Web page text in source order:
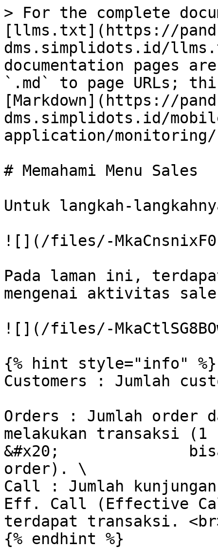
> For the complete
[llms.txt](https://
dms.simplidots.id/
documentation pages
`.md` to page URLs;
[Markdown](https://
dms.simplidots.id/
application/
# Memahami Menu Sales
Untuk langkah-
![](/files/-
Pada laman ini,
mengenai aktivitas
![](/files/-
{% hint style="info" %}
Customers : Jumlah
Orders : Jumlah order
melakukan transaksi
&#x20;
order). \
Call : Jumlah
Eff. Call (Effective
terdapat transaksi.
{% endhint %}